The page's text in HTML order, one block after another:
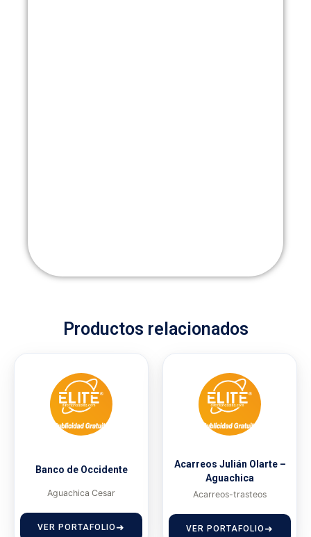
Productos relacionados
Banco de Occidente
Aguachica Cesar
VER PORTAFOLIO
Acarreos Julián Olarte –
Aguachica
Acarreos-trasteos
VER PORTAFOLIO